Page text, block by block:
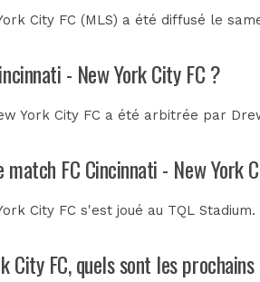
City FC (MLS) a été diffusé le
- New York City FC ?
York City FC a été arbitrée par
FC Cincinnati - New York
City FC s'est joué au TQL Stadium.
FC, quels sont les